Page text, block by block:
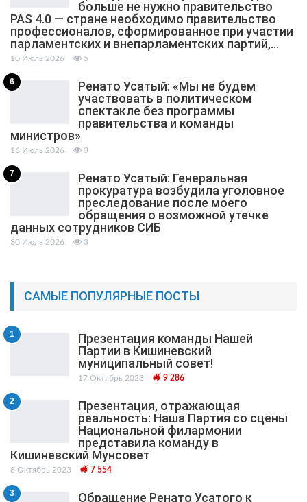
больше не нужно правительство
PAS 4.0 — стране необходимо правительство
профессионалов, сформированное при участии
парламентских и внепарламентских партий,…
10 Июль 2026 5
6
Ренато Усатый: «Мы не будем
участвовать в политическом
спектакле без программы
правительства и команды
министров»
16 Июль 2026 3
7
Ренато Усатый: Генеральная
прокуратура возбудила уголовное
преследование после моего
обращения о возможной утечке
данных сотрудников СИБ
30 Июль 2026 3
САМЫЕ ПОПУЛЯРНЫЕ ПОСТЫ
1
Презентация команды Нашей
Партии в Кишиневский
муниципальный cовет!
17 Октябрь 2023 9 286
2
Презентация, отражающая
реальность: Наша Партия со сцены
Национальной филармонии
представила команду в
Кишиневский Мунсовет
8 Октябрь 2023 7 554
3
Обращение Ренато Усатого к